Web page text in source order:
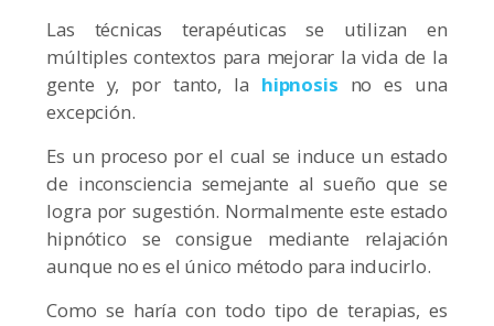
Las técnicas terapéuticas se utilizan en
múltiples contextos para mejorar la vida de la
gente y, por tanto, la hipnosis no es una
excepción.
Es un proceso por el cual se induce un estado
de inconsciencia semejante al sueño que se
logra por sugestión. Normalmente este estado
hipnótico se consigue mediante relajación
aunque no es el único método para inducirlo.
Como se haría con todo tipo de terapias, es